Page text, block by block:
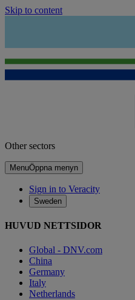
Skip to content
Other sectors
MenuÖppna menyn
Sign in to Veracity
Sweden
HUVUD NETTSIDOR
Global - DNV.com
China
Germany
Italy
Netherlands